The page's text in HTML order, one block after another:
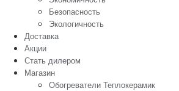
Безопасность
Экологичность
Доставка
Акции
Стать дилером
Магазин
Обогреватели Теплокерамик